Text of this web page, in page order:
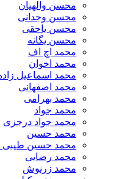
محسن والهیان
محسن وجدانی
محسن یاحقی
محسن یگانه
محمد اچ اف
محمد اخوان
محمد اسماعیل
محمد اصفهانی
محمد بهرامی
محمد جواد
محمد جواد درجزی
محمد حسین
محمد حسین طیبی
محمد رضایی
محمد زرنوش